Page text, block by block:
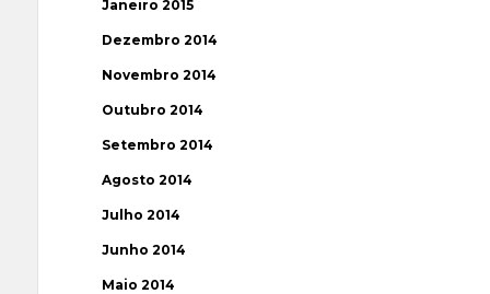
Janeiro 2015
Dezembro 2014
Novembro 2014
Outubro 2014
Setembro 2014
Agosto 2014
Julho 2014
Junho 2014
Maio 2014